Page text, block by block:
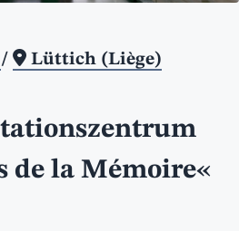
/ Lüttich (Liège)
de la Mémoire«